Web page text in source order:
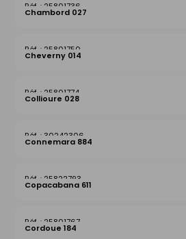
25801736
Chambord 027
25801750
Cheverny 014
25801774
Collioure 028
30242306
Connemara 884
25822793
Copacabana 611
25801767
Cordoue 184